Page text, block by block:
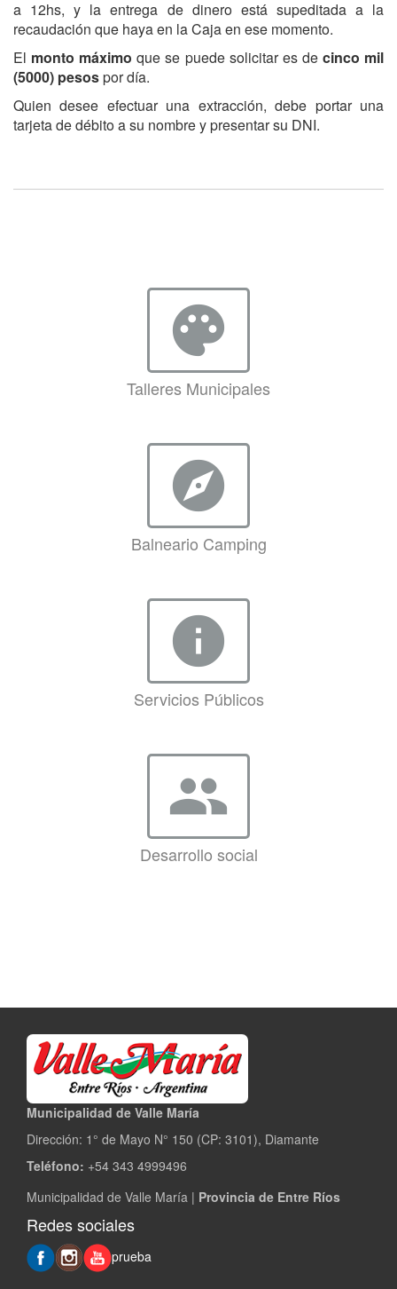
a 12hs, y la entrega de dinero está supeditada a la
recaudación que haya en la Caja en ese momento.
El monto máximo que se puede solicitar es de cinco mil
(5000) pesospor día.
Quien desee efectuar una extracción, debe portar una
tarjeta de débito a su nombre y presentar su DNI.
palette
Talleres Municipales
explore
Balneario Camping
info
Servicios Públicos
group
Desarrollo social
Municipalidad de Valle María
Dirección: 1° de Mayo N° 150 (CP: 3101), Diamante
Teléfono: +54 343 4999496
Municipalidad de Valle María | Provincia de Entre Ríos
Redes sociales
prueba